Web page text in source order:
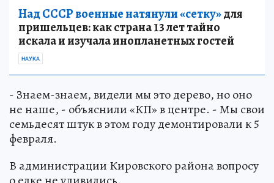
Над СССР военные натянули «сетку»для
пришельцев: как страна 13 лет тайно
искала и изучала инопланетных гостей
НАУКА
- Знаем-знаем, видели мы это дерево, но оно
не наше, - объяснили «КП» в центре. - Мы свои
семьдесят штук в этом году демонтировали к 5
февраля.
В администрации Кировского района вопросу